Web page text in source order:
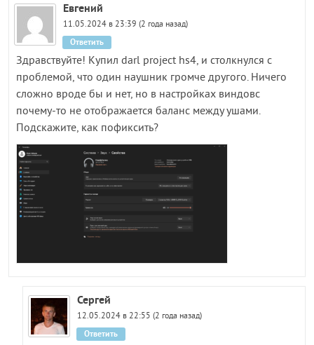
Евгений
11.05.2024 в 23:39 (2 года назад)
Здравствуйте! Купил darl project hs4, и столкнулся с
проблемой, что один наушник громче другого. Ничего
сложно вроде бы и нет, но в настройках виндовс
почему-то не отображается баланс между ушами.
Подскажите, как пофиксить?
Ответить
Сергей
12.05.2024 в 22:55 (2 года назад)
Ответить